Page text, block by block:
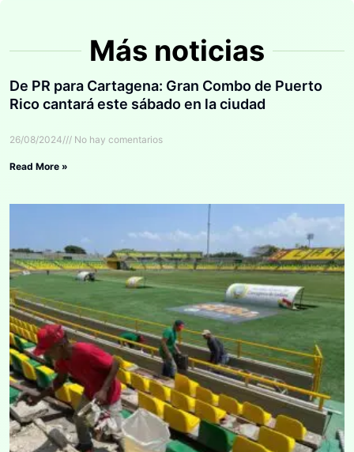
Más noticias
De PR para Cartagena: Gran Combo de Puerto
Rico cantará este sábado en la ciudad
26/08/2024 No hay comentarios
Read More »